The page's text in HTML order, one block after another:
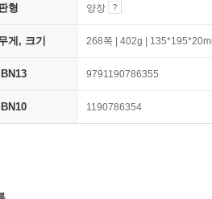
형 양장
게, 크기 268쪽 | 402g |
9791190786355
1190786354